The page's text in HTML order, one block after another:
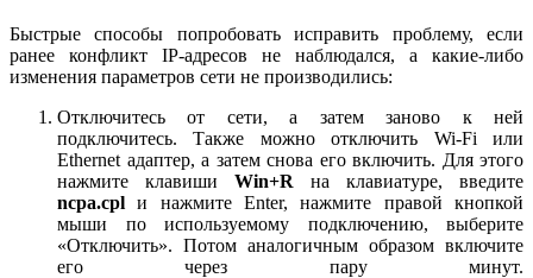
Быстрые способы попробовать исправить проблему, если
ранее конфликт IP-адресов не наблюдался, а какие-либо
изменения параметров сети не производились:
Отключитесь от сети, а затем заново к ней
подключитесь. Также можно отключить Wi-Fi или
Ethernet адаптер, а затем снова его включить. Для этого
нажмите клавиши Win+R на клавиатуре, введите
ncpa.cpl и нажмите Enter, нажмите правой кнопкой
мыши по используемому подключению, выберите
«Отключить». Потом аналогичным образом включите
его через пару минут.